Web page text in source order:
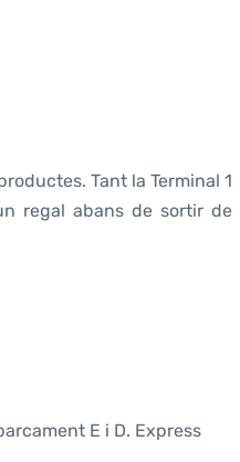
Tant la Terminal 1
regal abans de sortir de
E i D. Express